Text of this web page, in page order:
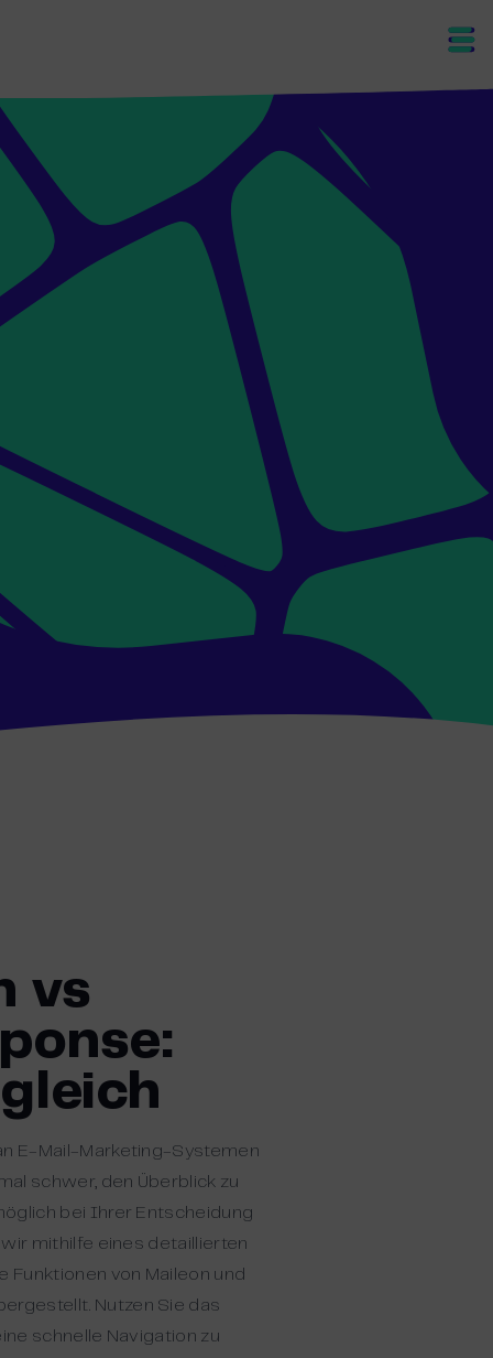
vs
E-Mail-Marketing-Systemen
schwer, den Überblick zu
bei Ihrer Entscheidung
mithilfe eines detaillierten
Funktionen von Maileon und
Nutzen Sie das
schnelle Navigation zu